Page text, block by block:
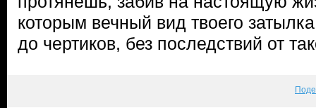
которым вечный вид твоего
до чертиков, без последствий от